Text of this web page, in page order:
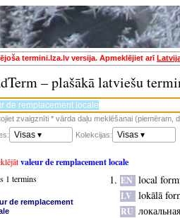
termini.lza.lv versija. Apmeklējiet arī
– plašākā latviešu
zvaigznīti * vārda daļu meklēšanai (piemēram,
Visas ▾ Kolekcijas: Visas ▾
valeur de remplacement locale
1 termins
de remplacement
EN local
LV lokālā
RU